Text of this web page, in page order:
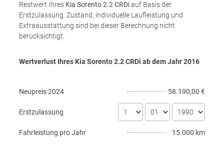
Restwert Ihres Kia Sorento 2.2 CRDiauf Basis der
Erstzulassung. Zustand, individuelle Laufleistung und
Extraausstattung sind bei dieser Berechnung nicht
berücksichtigt.
Wertverlust Ihres Kia Sorento 2.2 CRDi ab dem Jahr2016
Neupreis2024 58.190,00 €
Erstzulassung
Fahrleistung pro Jahr 15.000 km